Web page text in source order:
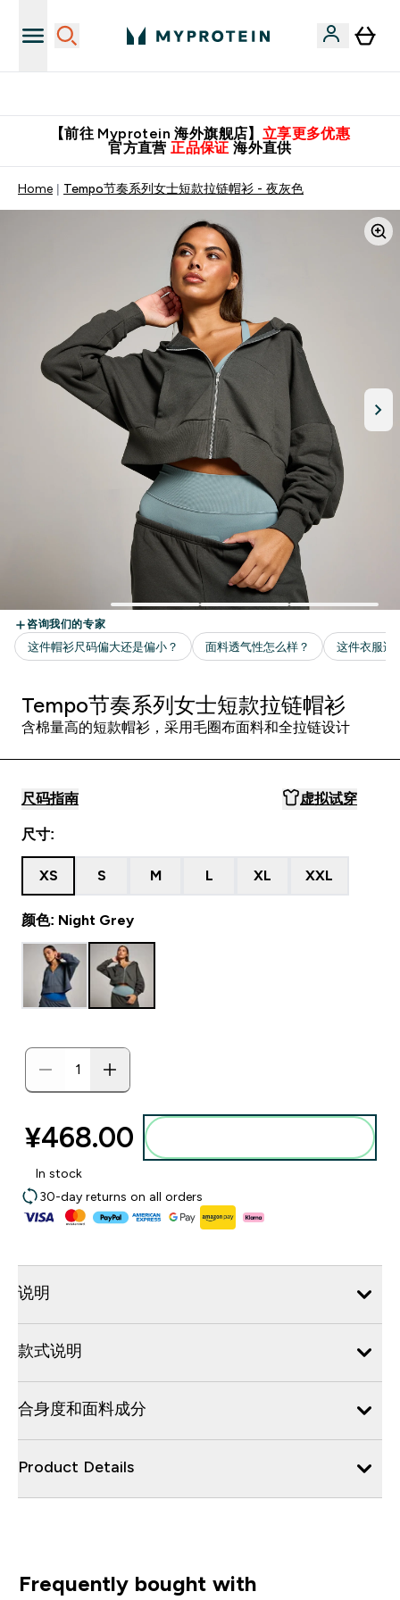
【前往 Myprotein 海外旗舰店】 立享更多优惠
官方直营 正品保证 海外直供
Home Tempo节奏系列女士短款拉链帽衫 - 夜灰色
Tempo节奏系列女士短款拉链帽衫
含棉量高的短款帽衫，采用毛圈布面料和全拉链设计
尺码指南 虚拟试穿
尺寸:
XS S M L XL XXL
颜色: Night Grey
¥468.00‎
In stock
30-day returns on all orders
说明
款式说明
合身度和面料成分
Product Details
Frequently bought with